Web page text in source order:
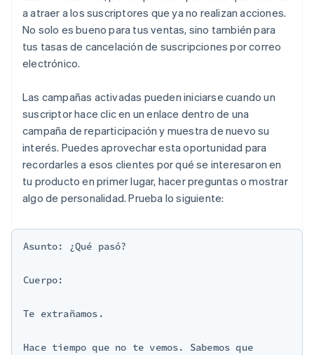
a atraer a los suscriptores que ya no realizan acciones.
No solo es bueno para tus ventas, sino también para
tus tasas de cancelación de suscripciones por correo
electrónico.
Las campañas activadas pueden iniciarse cuando un
suscriptor hace clic en un enlace dentro de una
campaña de reparticipación y muestra de nuevo su
interés. Puedes aprovechar esta oportunidad para
recordarles a esos clientes por qué se interesaron en
tu producto en primer lugar, hacer preguntas o mostrar
algo de personalidad. Prueba lo siguiente:
Asunto: ¿Qué pasó?
Cuerpo:
Te extrañamos.
Hace tiempo que no te vemos. Sabemos que